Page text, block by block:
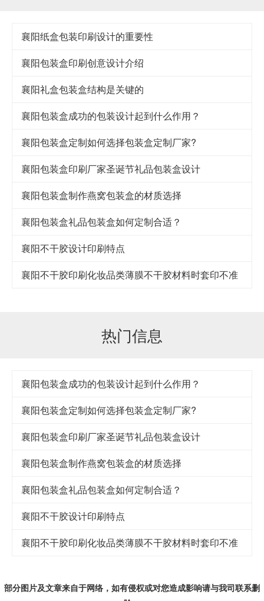
襄阳纸盒包装印刷设计的重要性
襄阳包装盒印刷创意设计介绍
襄阳礼盒包装盒结构是关键的
襄阳包装盒成功的包装设计起到什么作用？
襄阳包装盒定制如何选择包装盒定制厂家?
襄阳包装盒印刷厂家圣诞节礼品包装盒设计
襄阳包装盒制作燕窝包装盒的材质选择
襄阳包装盒礼品包装盒如何定制合适？
襄阳不干胶设计印刷特点
襄阳不干胶印刷化妆品类薄膜不干胶材料时套印不准
热门信息
襄阳包装盒成功的包装设计起到什么作用？
襄阳包装盒定制如何选择包装盒定制厂家?
襄阳包装盒印刷厂家圣诞节礼品包装盒设计
襄阳包装盒制作燕窝包装盒的材质选择
襄阳包装盒礼品包装盒如何定制合适？
襄阳不干胶设计印刷特点
襄阳不干胶印刷化妆品类薄膜不干胶材料时套印不准
部分图片及文章来自于网络，如有侵权或对您造成影响请与我司联系删